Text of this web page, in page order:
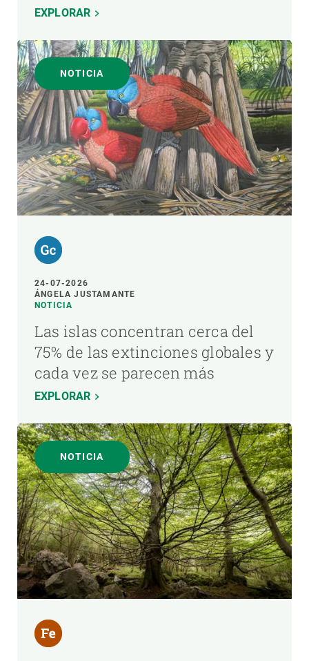
EXPLORAR
NOTICIA
24-07-2026
ÁNGELA JUSTAMANTE
NOTICIA
Las islas concentran cerca del
75% de las extinciones globales y
cada vez se parecen más
EXPLORAR
NOTICIA